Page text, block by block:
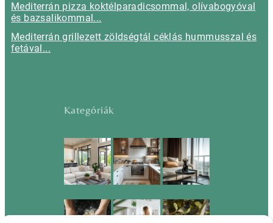
Mediterrán pizza koktélparadicsommal, olívabogyóval
és bazsalikommal...
Mediterrán grillezett zöldségtál céklás hummusszal és
fetával...
Kategóriák